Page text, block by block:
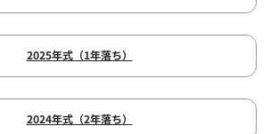
2025年式（1年落ち）
2024年式（2年落ち）